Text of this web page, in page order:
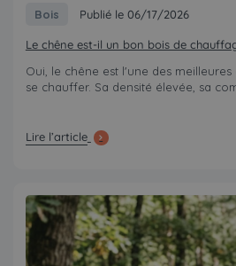
Bois Publié le 06/17/2026
Le chêne est-il un bon bois de
Oui, le chêne est l'une des
se chauffer. Sa densité élevée, sa
Lire l’article